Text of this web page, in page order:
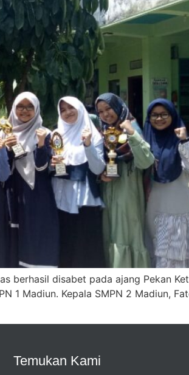
berhasil disabet pada ajang Pekan
1 Madiun. Kepala SMPN 2 Madiun,
Temukan Kami